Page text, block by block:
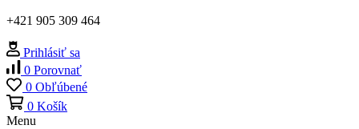
+421 905 309 464
Prihlásiť sa
0 Porovnať
0 Obľúbené
0 Košík
Menu